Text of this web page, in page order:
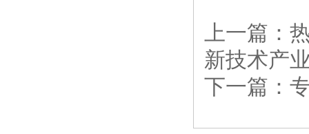
上一篇：
新技术产
下一篇：